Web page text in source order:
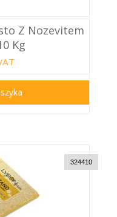
Z Nozevitem
Kg
324410